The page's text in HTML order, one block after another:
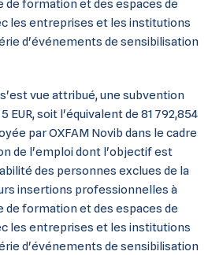
de formation et des espaces de
les entreprises et les institutions
d'événements de sensibilisation
s'est vue attribué, une subvention
EUR, soit l'équivalent de 81 792,854
par OXFAM Novib dans le cadre
de l'emploi dont l'objectif est
des personnes exclues de la
insertions professionnelles à
de formation et des espaces de
les entreprises et les institutions
d'événements de sensibilisation